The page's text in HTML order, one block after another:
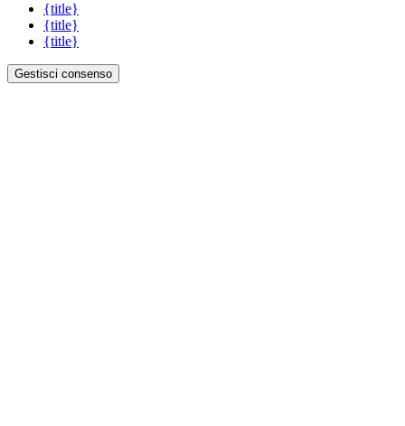
{title}
{title}
{title}
Gestisci consenso